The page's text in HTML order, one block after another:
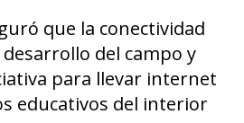
que la conectividad
del campo y
para llevar internet
educativos del interior